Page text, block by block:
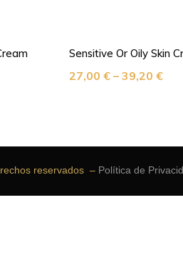
Sensitive Or Oily Skin
27,00 € – 39,20 €
reservados – Política de